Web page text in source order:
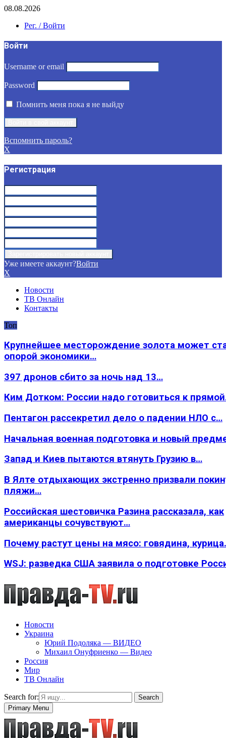
08.08.2026
Рег. / Войти
Войти
Username or email
Password
Помнить меня пока я не выйду
Вспомнить пароль?
X
Регистрация
Уже имеете аккаунт?Войти
X
Новости
ТВ Онлайн
Контакты
Топ
Крупнейшее месторождение золота может
опорой экономики…
397 дронов сбито за ночь над 13…
Ким Дотком: России надо готовиться к
Пентагон рассекретил дело о падении НЛО с…
Начальная военная подготовка и новый
Запад и Киев пытаются втянуть Грузию в…
В Ялте отдыхающих экстренно призвали
пляжи…
Российская шестовичка Разина рассказала, как
американцы сочувствуют…
Почему растут цены на мясо: говядина,
WSJ: разведка США заявила о подготовке
Новости
Украина
Юрий Подоляка — ВИДЕО
Михаил Онуфриенко — Видео
Россия
Мир
ТВ Онлайн
Search for:
Search
Primary Menu